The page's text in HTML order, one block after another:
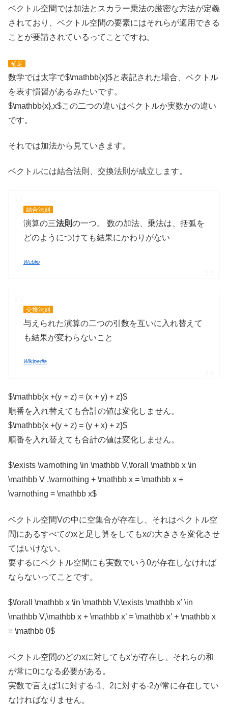
ベクトル空間では加法とスカラー乗法の厳密な方法が定義
されており、ベクトル空間の要素にはそれらが適用できる
ことが要請されているってことですね。
補足
数学では太字で$\mathbb{x}$と表記された場合、ベクトル
を表す慣習があるみたいです。
$\mathbb{x},x$この二つの違いはベクトルか実数かの違い
です。
それでは加法から見ていきます。
ベクトルには結合法則、交換法則が成立します。
結合法則
演算の三法則の一つ。 数の加法、乗法は、括弧を
どのようにつけても結果にかわりがない
Weblio
交換法則
与えられた演算の二つの引数を互いに入れ替えて
も結果が変わらないこと
Wikipedia
$\mathbb{x +(y + z) = (x + y) + z}$
順番を入れ替えても合計の値は変化しません。
$\mathbb{x +(y + z) = (y + x) + z}$
順番を入れ替えても合計の値は変化しません。
$\exists \varnothing \in \mathbb V,\forall \mathbb x \in
\mathbb V .\varnothing + \mathbb x = \mathbb x +
\varnothing = \mathbb x$
ベクトル空間Vの中に空集合が存在し、それはベクトル空
間にあるすべてのxと足し算をしてもxの大きさを変化させ
てはいけない。
要するにベクトル空間にも実数でいう0が存在しなければ
ならないってことです。
$\forall \mathbb x \in \mathbb V,\exists \mathbb x’ \in
\mathbb V,\mathbb x + \mathbb x’ = \mathbb x’ + \mathbb x
= \mathbb 0$
ベクトル空間のどのxに対してもx’が存在し、それらの和
が常に0になる必要がある。
実数で言えば1に対する-1、2に対する-2が常に存在してい
なければなりません。